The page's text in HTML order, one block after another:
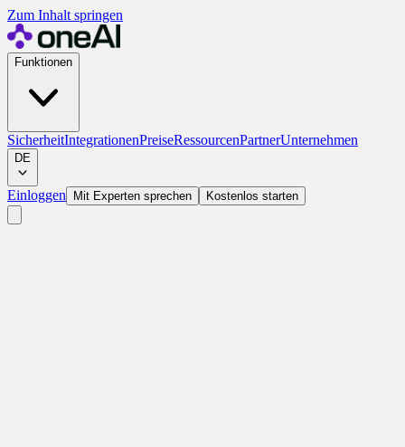
Zum Inhalt springen
Funktionen
SicherheitIntegrationenPreiseRessourcenPartnerUnternehmen
DE
Einloggen Mit Experten sprechen Kostenlos starten